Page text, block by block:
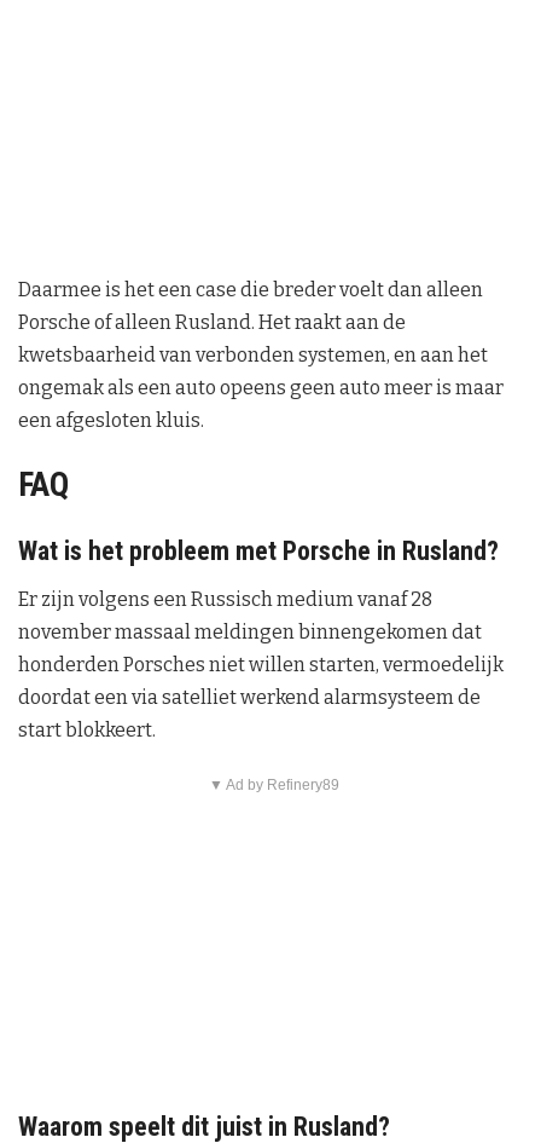
Daarmee is het een case die breder voelt dan alleen
Porsche of alleen Rusland. Het raakt aan de
kwetsbaarheid van verbonden systemen, en aan het
ongemak als een auto opeens geen auto meer is maar
een afgesloten kluis.
FAQ
Wat is het probleem met Porsche in Rusland?
Er zijn volgens een Russisch medium vanaf 28
november massaal meldingen binnengekomen dat
honderden Porsches niet willen starten, vermoedelijk
doordat een via satelliet werkend alarmsysteem de
start blokkeert.
▼ Ad by Refinery89
Waarom speelt dit juist in Rusland?